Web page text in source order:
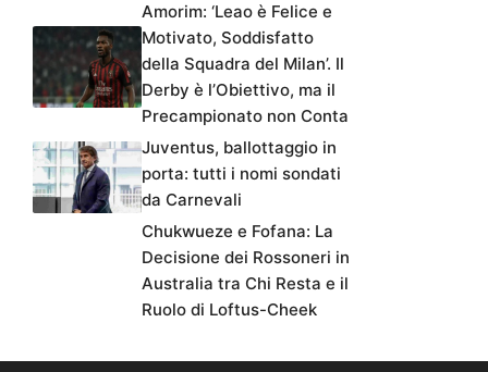
Amorim: ‘Leao è Felice e
Motivato, Soddisfatto
della Squadra del Milan’. Il
Derby è l’Obiettivo, ma il
Precampionato non Conta
Juventus, ballottaggio in
porta: tutti i nomi sondati
da Carnevali
Chukwueze e Fofana: La
Decisione dei Rossoneri in
Australia tra Chi Resta e il
Ruolo di Loftus-Cheek